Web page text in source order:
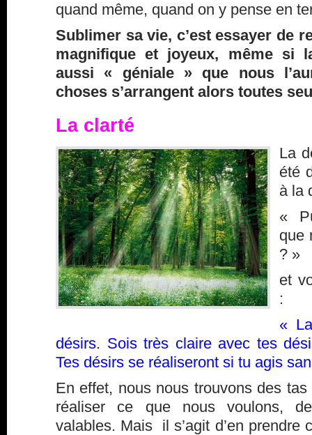
quand même, quand on y pense en
Sublimer sa vie, c’est essayer de
magnifique et joyeux, même si
aussi « géniale » que nous
choses s’arrangent alors toutes
La clarté
La
été
à la
«
que
? »
et
:
«
désirs. Sois très claire avec tes
Tes désirs se réaliseront si tu agis
En effet, nous nous trouvons des tas
réaliser ce que nous voulons,
valables. Mais il s’agit d’en prendre